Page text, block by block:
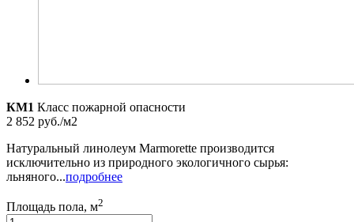
КМ1 Класс пожарной опасности
2 852 руб./м2
Натуральный линолеум Marmorette производится
исключительно из природного экологичного сырья:
льняного...подробнее
Площадь пола, м2